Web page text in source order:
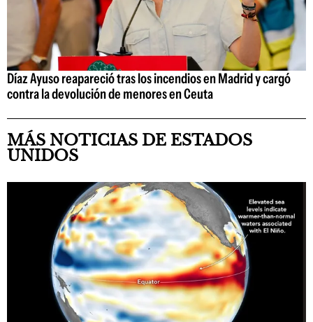
Díaz Ayuso reapareció tras los incendios en Madrid y cargó
contra la devolución de menores en Ceuta
MÁS NOTICIAS DE ESTADOS
UNIDOS